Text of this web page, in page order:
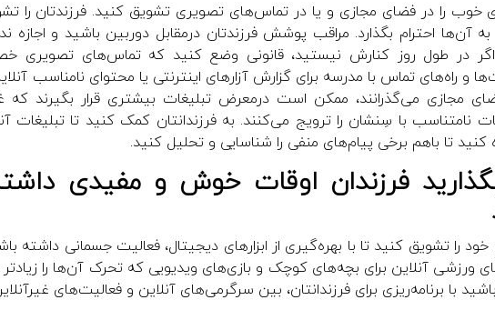
خوب را در فضای مجازی و یا در تماس‌های تصویری تشویق کنید. فرزندتان را
آن‌ها احترام بگذارد. مراقب پوشش فرزندتان درمقابل دوربین باشید و
اگر در طول روز کنارش نیستید، قانونی وضع کنید که تماس‌های تصویری
و راه‌های تماس با مدرسه برای گزارش آزارهای اینترنتی یا محتوای نامناسب
مجازی می‌گذرانند، ممکن است درمعرض تبلیغات بیشتری قرار بگیرند که
نامتناسب با سِنشان را ترویج می‌کنند. به فرزندانتان کمک کنید تا
کنید تا باهم برخی پیام‌های منفی را شناسایی و تحلیل کنید.
فرزندان اوقات خوش و مفیدی
خود را تشویق کنید تا با بهره‌گیری از ابزارهای دیجیتال، فعالیت جسمانی داشته
ورزشی آنلاین برای بچه‌های کوچک و بازی‌های ویدیویی که تحرک آن‌ها را
با برنامه‌ریزی برای فرزندانتان، بین سرگرمی‌های آنلاین و فعالیت‌های